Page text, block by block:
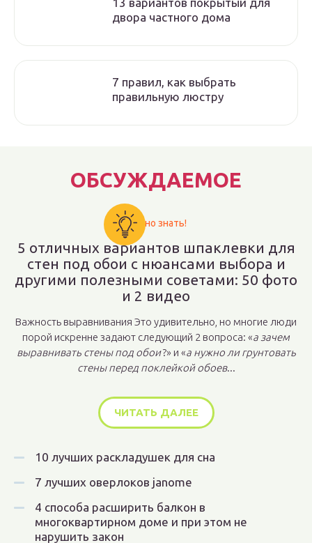
двора частного дома
7 правил, как выбрать
правильную люстру
ОБСУЖДАЕМОЕ
Важно знать!
5 отличных вариантов шпаклевки для
стен под обои с нюансами выбора и
другими полезными советами: 50 фото
и 2 видео
Важность выравнивания Это удивительно, но многие люди
порой искренне задают следующий 2 вопроса: «а зачем
выравнивать стены под обои?» и «а нужно ли грунтовать
стены перед поклейкой обоев...
ЧИТАТЬ ДАЛЕЕ
10 лучших раскладушек для сна
7 лучших оверлоков janome
4 способа расширить балкон в
многоквартирном доме и при этом не
нарушить закон